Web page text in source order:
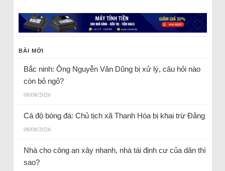
BÀI MỚI
Bắc ninh: Ông Nguyễn Văn Dũng bị xử lý, câu hỏi nào
còn bỏ ngỏ?
08/08/2026
Cá độ bóng đá: Chủ tịch xã Thanh Hóa bị khai trừ Đảng
08/08/2026
Nhà cho công an xây nhanh, nhà tái định cư của dân thì
sao?